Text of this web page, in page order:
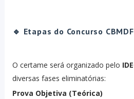
🔹 Etapas do Concurso CBMDF
O certame será organizado pelo
diversas fases eliminatórias:
Prova Objetiva (Teórica)